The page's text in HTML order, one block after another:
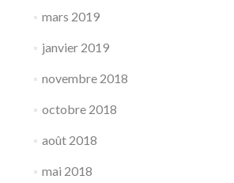
mars 2019
janvier 2019
novembre 2018
octobre 2018
août 2018
mai 2018